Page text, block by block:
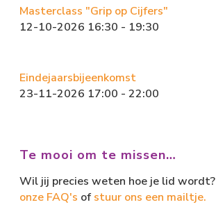
Masterclass "Grip op Cijfers"
12-10-2026 16:30 - 19:30
Eindejaarsbijeenkomst
23-11-2026 17:00 - 22:00
Te mooi om te missen…
Wil jij precies weten hoe je lid wordt?
onze FAQ's of stuur ons een mailtje.